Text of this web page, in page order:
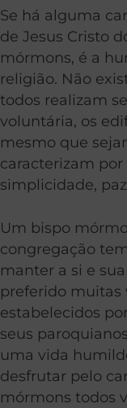
Se há alguma
de Jesus Cristo
mórmons, é a
religião. Não
todos realizam
voluntária, os
mesmo que
caracterizam
simplicidade,
Um bispo
congregação
manter a si e
preferido muitas
estabelecidos
seus
uma vida
desfrutar pelo
mórmons todos